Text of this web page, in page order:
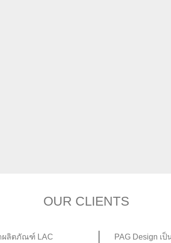
OUR CLIENTS
ผลิตภัณฑ์ LAC PAG Design เ